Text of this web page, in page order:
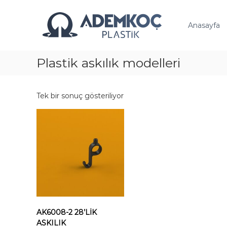
o
Anasayfa
Plastik askılık modelleri
Tek bir sonuç gösteriliyor
AK6008-2 28’LİK
ASKILIK